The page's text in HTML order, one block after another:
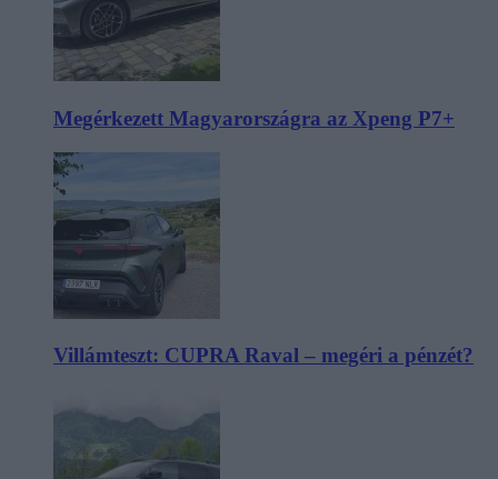
Megérkezett Magyarországra az Xpeng P7+
Villámteszt: CUPRA Raval – megéri a pénzét?